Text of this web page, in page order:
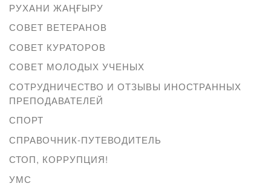
РУХАНИ ЖАҢҒЫРУ
СОВЕТ ВЕТЕРАНОВ
СОВЕТ КУРАТОРОВ
СОВЕТ МОЛОДЫХ УЧЕНЫХ
СОТРУДНИЧЕСТВО И ОТЗЫВЫ ИНОСТРАННЫХ
ПРЕПОДАВАТЕЛЕЙ
СПОРТ
СПРАВОЧНИК-ПУТЕВОДИТЕЛЬ
СТОП, КОРРУПЦИЯ!
УМС